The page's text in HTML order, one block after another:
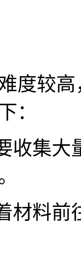
度较
：
收集
材料前